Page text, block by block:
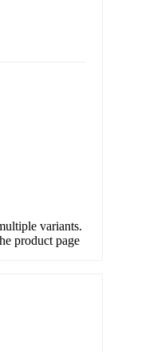
variants.
product page